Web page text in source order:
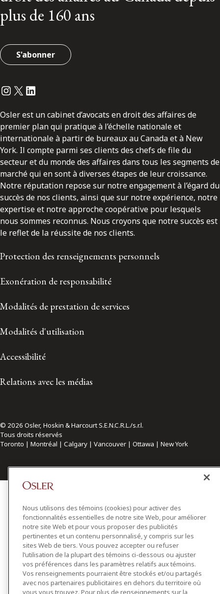
plus de 160 ans
S'abonner
Instagram
Twitter
LinkedIn
Osler est un cabinet d’avocats en droit des affaires de
premier plan qui pratique à l’échelle nationale et
internationale à partir de bureaux au Canada et à New
York. Il compte parmi ses clients des chefs de file du
secteur et du monde des affaires dans tous les segments de
marché qui en sont à diverses étapes de leur croissance.
Notre réputation repose sur notre engagement à l’égard du
succès de nos clients, ainsi que sur notre expérience, notre
expertise et notre approche coopérative pour lesquels
nous sommes reconnus. Nous croyons que notre succès est
le reflet de la réussite de nos clients.
Protection des renseignements personnels
Exonération de responsabilité
Modalités de prestation de services
Modalités d'utilisation
Accessibilité
Relations avec les médias
© 2026 Osler, Hoskin & Harcourt S.E.N.C.R.L./s.r.l.
Tous droits réservés
Toronto | Montréal | Calgary | Vancouver | Ottawa | New York
Nous utilisons des témoins (cookies) pour activer des
fonctionnalités essentielles de notre site Web, pour améliorer
notre site Web et pour vous proposer des publicités
pertinentes et un contenu personnalisé, y compris sur les
sites Web de tiers. Vous pouvez accepter ou refuser
l’utilisation de la plupart des témoins ci-dessous ou ajuster
vos préférences dans les paramètres relatifs aux témoins.
Vos renseignements pourraient être stockés et/ou partagés
avec nos partenaires publicitaires en dehors du territoire où
vous vous trouvez. Pour plus de renseignements sur la